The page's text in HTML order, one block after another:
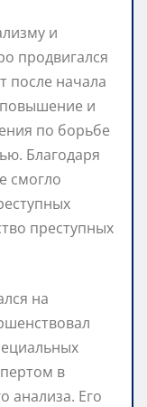
и
продвигался
после начала
и
по борьбе
Благодаря
смогло
преступных
на
в
анализа. Его